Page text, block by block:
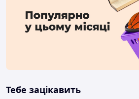
Тебе зацікавить